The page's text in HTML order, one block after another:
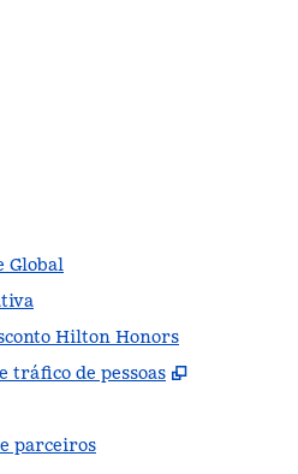
Global
Hilton Honors
tráfico de pessoas
,
parceiros